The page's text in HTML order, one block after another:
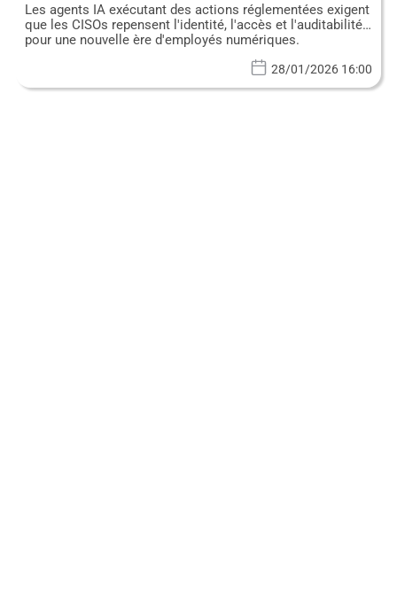
Les agents IA exécutant des actions réglementées exigent
que les CISOs repensent l'identité, l'accès et l'auditabilité
pour une nouvelle ère d'employés numériques.
28/01/2026 16:00